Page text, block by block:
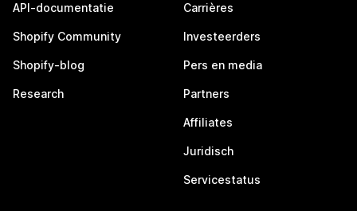
API-documentatie
Shopify Community
Shopify-blog
Research
Carrières
Investeerders
Pers en media
Partners
Affiliates
Juridisch
Servicestatus